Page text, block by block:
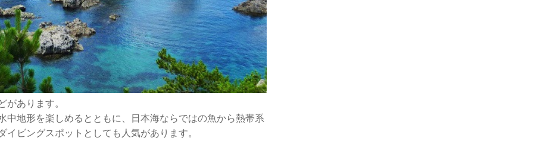
があります。
中地形を楽しめるとともに、日本海ならではの魚から熱帯系
ビングスポットとしても人気があります。